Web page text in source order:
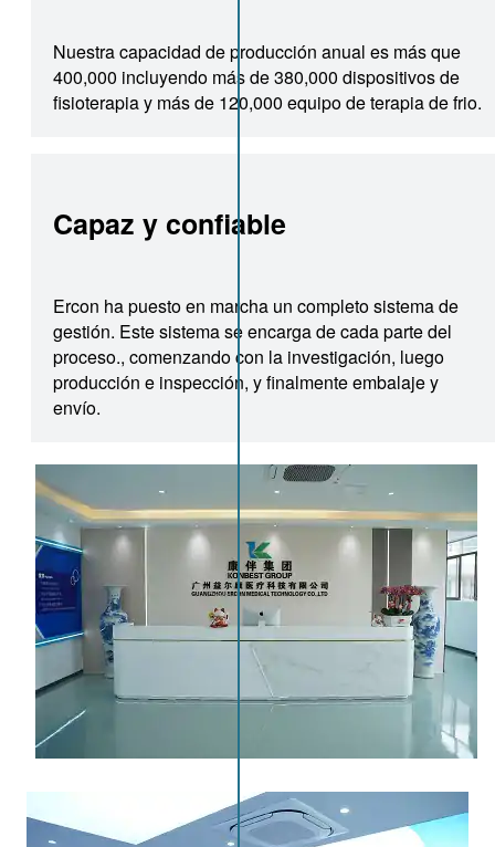
Nuestra capacidad de producción anual es más que
400,000 incluyendo más de 380,000 dispositivos de
fisioterapia y más de 120,000 equipo de terapia de frio.
Capaz y confiable
Ercon ha puesto en marcha un completo sistema de
gestión. Este sistema se encarga de cada parte del
proceso., comenzando con la investigación, luego
producción e inspección, y finalmente embalaje y
envío.